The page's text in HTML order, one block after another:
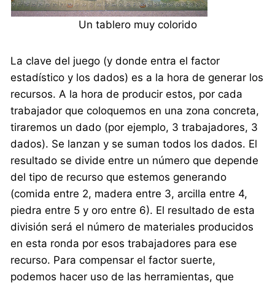
Un tablero muy colorido
La clave del juego (y donde entra el factor
estadístico y los dados) es a la hora de generar los
recursos. A la hora de producir estos, por cada
trabajador que coloquemos en una zona concreta,
tiraremos un dado (por ejemplo, 3 trabajadores, 3
dados). Se lanzan y se suman todos los dados. El
resultado se divide entre un número que depende
del tipo de recurso que estemos generando
(comida entre 2, madera entre 3, arcilla entre 4,
piedra entre 5 y oro entre 6). El resultado de esta
división será el número de materiales producidos
en esta ronda por esos trabajadores para ese
recurso. Para compensar el factor suerte,
podemos hacer uso de las herramientas, que